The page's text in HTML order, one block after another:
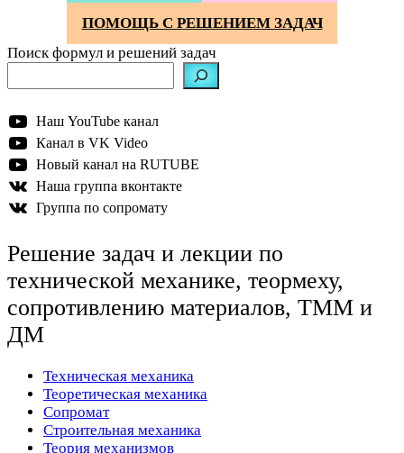
ПОМОЩЬ С РЕШЕНИЕМ ЗАДАЧ
Поиск формул и решений задач
Наш YouTube канал
Канал в VK Video
Новый канал на RUTUBE
Наша группа вконтакте
Группа по сопромату
Решение задач и лекции по
технической механике, теормеху,
сопротивлению материалов, ТММ и
ДМ
Техническая механика
Теоретическая механика
Сопромат
Строительная механика
Теория механизмов